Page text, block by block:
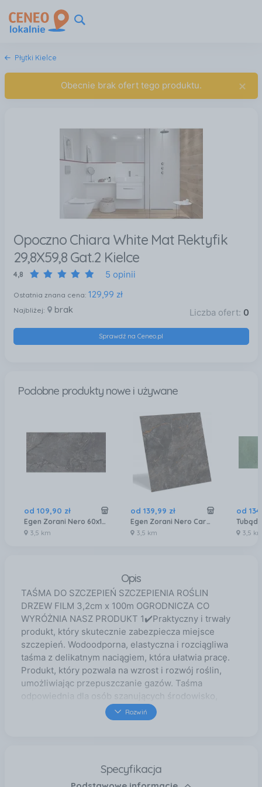
Płytki Kielce
Obecnie brak ofert tego produktu. ×
Opoczno Chiara White Mat Rektyfik
29,8X59,8 Gat.2 Kielce
4,8 5 opinii
Ostatnia znana cena: 129,99 zł
Najbliżej: brak Liczba ofert: 0
Sprawdź na Ceneo.pl
Podobne produkty nowe i używane
od109,90 zł
Egen Zorani Nero 60x120
3,5 km
od 139,99 zł
Egen Zorani Nero Carving Rekt. 120x120
3,5 km
od 134
3,5
Opis
TAŚMA DO SZCZEPIEŃ SZCZEPIENIA ROŚLIN
DRZEW FILM 3,2cm x 100m OGRODNICZA CO
WYRÓŻNIA NASZ PRODUKT 1✔️Praktyczny i trwały
produkt, który skutecznie zabezpiecza miejsce
szczepień. Wodoodporna, elastyczna i rozciągliwa
taśma z delikatnym naciągiem, która ułatwia pracę.
Produkt, który pozwala na wzrost i rozwój roślin,
umożliwiając przepuszczanie gazów. Taśma
odpowiednia dla osób szanujących środowisko,
ponieważ ulega biodegradacji w świetle słonecznym.
GWARANTUJE TRWAŁOŚĆ I SKUTECZNOŚĆ! Ta
niezrównane rezultaty. Dzięki swoim unikalnym
Rozwiń
Specyfikacja